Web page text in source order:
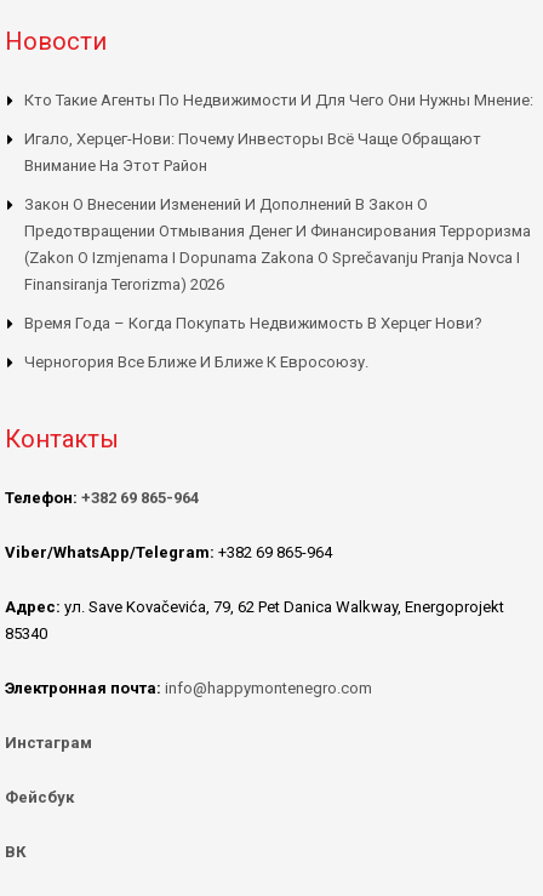
Новости
Кто Такие Агенты По Недвижимости И Для Чего Они Нужны Мнение:
Игало, Херцег-Нови: Почему Инвесторы Всё Чаще Обращают
Внимание На Этот Район
Закон О Внесении Изменений И Дополнений В Закон О
Предотвращении Отмывания Денег И Финансирования Терроризма
(Zakon O Izmjenama I Dopunama Zakona O Sprečavanju Pranja Novca I
Finansiranja Terorizma) 2026
Время Года – Когда Покупать Недвижимость В Херцег Нови?
Черногория Все Ближе И Ближе К Евросоюзу.
Контакты
Телефон: +382 69 865-964
Viber/WhatsApp/Telegram: +382 69 865-964
Адрес: ул. Save Kovačevića, 79, 62 Pet Danica Walkway, Energoprojekt
85340
Электронная почта: info@happymontenegro.com
Инстаграм
Фейсбук
ВК